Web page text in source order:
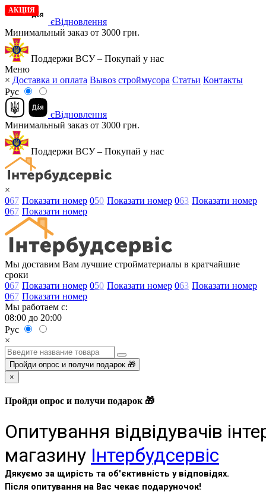
єВідновлення
Минимальный заказ от 3000 грн.
Поддержи ВСУ – Покупай у нас
Меню
× Доставка и оплата Вывоз строймусора Статьи Контакты
Рус
єВідновлення
Минимальный заказ от 3000 грн.
Поддержи ВСУ – Покупай у нас
×
067 Показати номер 050 Показати номер 063 Показати номер
067 Показати номер
Мы доставим Вам лучшие стройматериалы в кратчайшие
сроки
067 Показати номер 050 Показати номер 063 Показати номер
067 Показати номер
Мы работаем с:
08:00 до 20:00
Рус
×
Пройди опрос и получи подарок 🎁
×
Пройди опрос и получи подарок 🎁
АКЦИЯ
АКЦИЯ